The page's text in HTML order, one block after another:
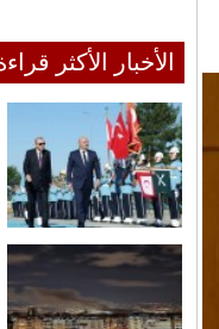
الأخبار الأكثر